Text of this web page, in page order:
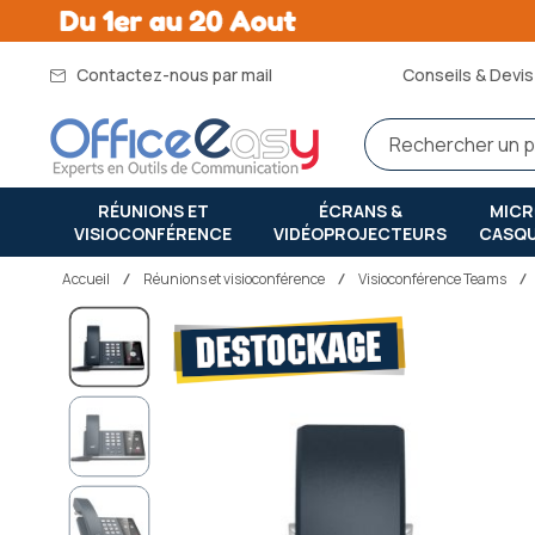
Contactez-nous par mail Conseils &
RÉUNIONS ET
VISIOCONFÉRENCE
ÉCRANS &
VIDÉOPROJECTEURS
Accueil réunions et visioconférence Visioconférence Teams
Passer
fin
de
galerie
d’images